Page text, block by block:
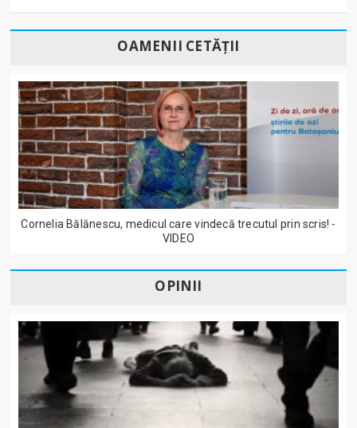
OAMENII CETĂȚII
Cornelia Bălănescu, medicul care vindecă trecutul prin scris! -
VIDEO
OPINII